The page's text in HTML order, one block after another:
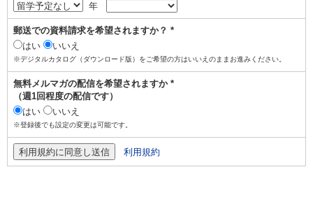
年
郵送での資料請求を希望されますか？ *
はい
いいえ
※デジタルカタログ（ダウンロード版）をご希望の方はいいえのままお進みください。
無料メルマガの配信を希望されますか *
（週1回程度の配信です）
はい
いいえ
※登録後でも設定の変更は可能です。
利用規約